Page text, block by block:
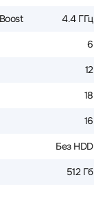
4.4 ГГц
6
12
18
16
Без HDD
512 Гб